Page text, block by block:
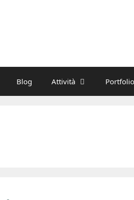
Blog Attività Portfolio